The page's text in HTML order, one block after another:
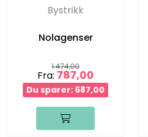
Bystrikk
Nolagenser
1.474,00
Fra: 787,00
Du sparer: 687,00